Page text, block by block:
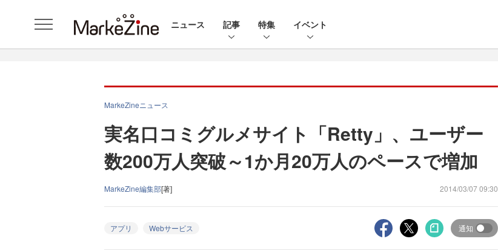
ニュース 記事 特集 イベント
MarkeZineニュース
実名口コミグルメサイト「Retty」、ユーザー
数200万人突破～1か月20万人のペースで増加
MarkeZine編集部[著] 2014/03/07 09:30
アプリ Webサービス 通知